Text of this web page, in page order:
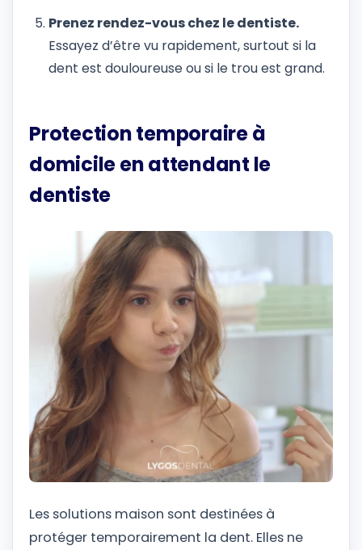
Prenez rendez-vous chez le dentiste.
Essayez d’être vu rapidement, surtout si la
dent est douloureuse ou si le trou est grand.
Protection temporaire à
domicile en attendant le
dentiste
Les solutions maison sont destinées à
protéger temporairement la dent. Elles ne